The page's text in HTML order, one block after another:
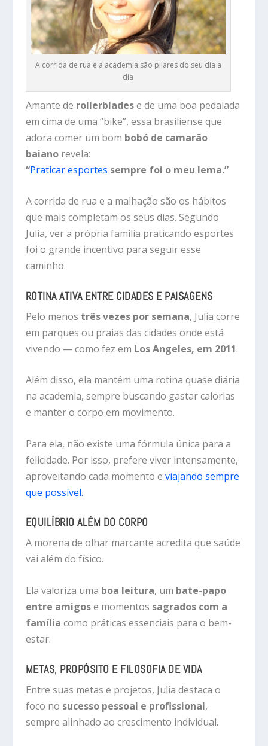
A corrida de rua e a academia são pilares do seu dia a
dia
Amante de rollerbladese de uma boa pedalada
em cima de uma “bike”, essa brasiliense que
adora comer um bom bobó de camarão
baianorevela:
“Praticar esportes sempre foi o meu lema.”
A corrida de rua e a malhação são os hábitos
que mais completam os seus dias. Segundo
Julia, ver a própria família praticando esportes
foi o grande incentivo para seguir esse
caminho.
ROTINA ATIVA ENTRE CIDADES E PAISAGENS
Pelo menos três vezes por semana, Julia corre
em parques ou praias das cidades onde está
vivendo — como fez em Los Angeles, em 2011.
Além disso, ela mantém uma rotina quase diária
na academia, sempre buscando gastar calorias
e manter o corpo em movimento.
Para ela, não existe uma fórmula única para a
felicidade. Por isso, prefere viver intensamente,
aproveitando cada momento e viajando sempre
que possível.
EQUILÍBRIO ALÉM DO CORPO
A morena de olhar marcante acredita que saúde
vai além do físico.
Ela valoriza uma boa leitura, um bate-papo
entre amigose momentos sagrados com a
família como práticas essenciais para o bem-
estar.
METAS, PROPÓSITO E FILOSOFIA DE VIDA
Entre suas metas e projetos, Julia destaca o
foco no sucesso pessoal e profissional,
sempre alinhado ao crescimento individual.